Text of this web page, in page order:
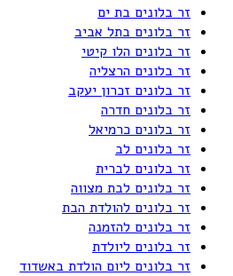
זר בלונים בת ים
זר בלונים בתל אביב
זר בלונים הלו קיטי
זר בלונים הרצליה
זר בלונים זכרון יעקב
זר בלונים חדרה
זר בלונים כרמיאל
זר בלונים לב
זר בלונים לברית
זר בלונים לבת מצווה
זר בלונים להולדת הבת
זר בלונים להזמנה
זר בלונים ליולדת
זר בלונים ליום הולדת באשדוד